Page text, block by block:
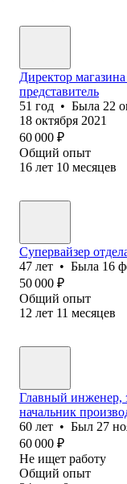
Директор
представитель
51 год • Была 22
18 октября 2021
60 000 ₽
Общий опыт
16 лет 10 месяцев
Супервайзер
47 лет • Была 16
50 000 ₽
Общий опыт
12 лет 11 месяцев
Главный инженер,
начальник
60 лет • Был 27
60 000 ₽
Не ищет работу
Общий опыт